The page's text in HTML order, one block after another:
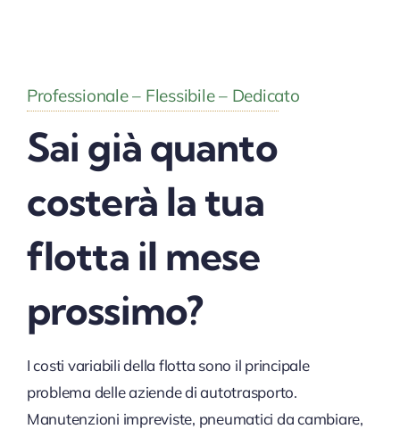
Professionale – Flessibile – Dedicato
Sai già quanto
costerà la tua
flotta il mese
prossimo?
I costi variabili della flotta sono il principale
problema delle aziende di autotrasporto.
Manutenzioni impreviste, pneumatici da cambiare,